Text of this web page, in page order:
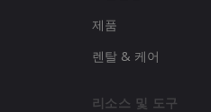
제품
렌탈 & 케어
리소스 및 도구